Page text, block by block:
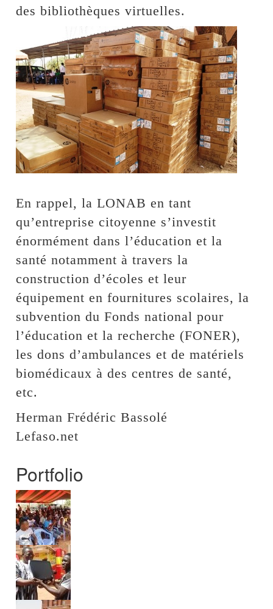
des bibliothèques virtuelles.
En rappel, la LONAB en tant
qu’entreprise citoyenne s’investit
énormément dans l’éducation et la
santé notamment à travers la
construction d’écoles et leur
équipement en fournitures scolaires, la
subvention du Fonds national pour
l’éducation et la recherche (FONER),
les dons d’ambulances et de matériels
biomédicaux à des centres de santé,
etc.
Herman Frédéric Bassolé
Lefaso.net
Portfolio